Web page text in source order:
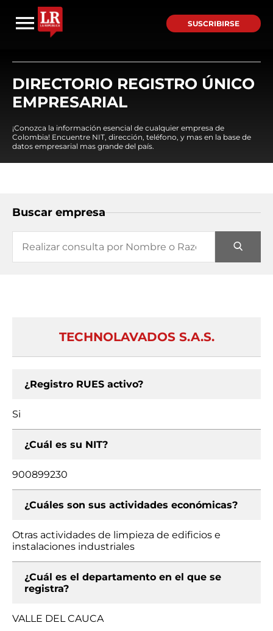
SUSCRIBIRSE
DIRECTORIO REGISTRO ÚNICO
EMPRESARIAL
¡Conozca la información esencial de cualquier empresa de
Colombia! Encuentre NIT, dirección, teléfono, y mas en la base de
datos empresarial mas grande del país.
Buscar empresa
TECHNOLAVADOS S.A.S.
¿Registro RUES activo?
Si
¿Cuál es su NIT?
900899230
¿Cuáles son sus actividades económicas?
Otras actividades de limpieza de edificios e
instalaciones industriales
¿Cuál es el departamento en el que se
registra?
VALLE DEL CAUCA